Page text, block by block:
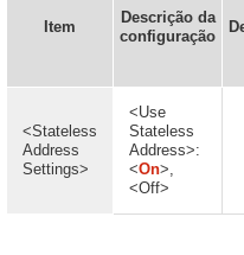
Item
Descrição da
configuração
<Stateless
Address
Settings>
<Use
Stateless
Address>:
<On>,
<Off>